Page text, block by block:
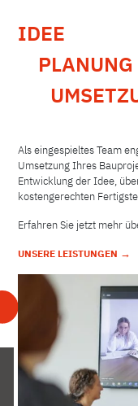
IDEE
PLANUNG
Als eingespieltes Team
Umsetzung Ihres
Entwicklung der Idee,
kostengerechten
Erfahren Sie jetzt mehr
UNSERE LEISTUNGEN →